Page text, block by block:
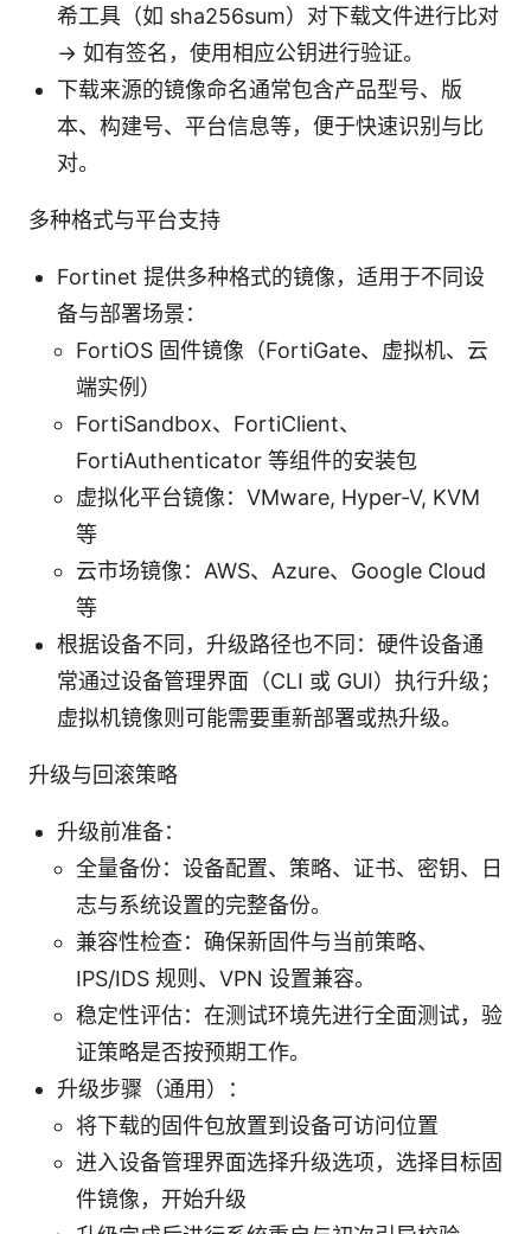
希工具（如 sha256sum）对下载文件进行比对
→ 如有签名，使用相应公钥进行验证。
下载来源的镜像命名通常包含产品型号、版
本、构建号、平台信息等，便于快速识别与比
对。
多种格式与平台支持
Fortinet 提供多种格式的镜像，适用于不同设
备与部署场景：
FortiOS 固件镜像（FortiGate、虚拟机、云
端实例）
FortiSandbox、FortiClient、
FortiAuthenticator 等组件的安装包
虚拟化平台镜像：VMware, Hyper-V, KVM
等
云市场镜像：AWS、Azure、Google Cloud
等
根据设备不同，升级路径也不同：硬件设备通
常通过设备管理界面（CLI 或 GUI）执行升级；
虚拟机镜像则可能需要重新部署或热升级。
升级与回滚策略
升级前准备：
全量备份：设备配置、策略、证书、密钥、日
志与系统设置的完整备份。
兼容性检查：确保新固件与当前策略、
IPS/IDS 规则、VPN 设置兼容。
稳定性评估：在测试环境先进行全面测试，验
证策略是否按预期工作。
升级步骤（通用）：
将下载的固件包放置到设备可访问位置
进入设备管理界面选择升级选项，选择目标固
件镜像，开始升级